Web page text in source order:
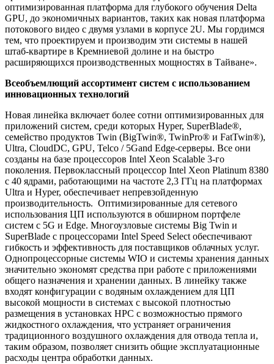
оптимизированная платформа для глубокого обучения Delta
GPU, до экономичных вариантов, таких как новая платформа
потокового видео с двумя узлами в корпусе 2U. Мы гордимся
тем, что проектируем и производим эти системы в нашей
штаб-квартире в Кремниевой долине и на быстро
расширяющихся производственных мощностях в Тайване».
Всеобъемлющий ассортимент систем с использованием
инновационных технологий
Новая линейка включает более сотни оптимизированных для
приложений систем, среди которых Hyper, SuperBlade®,
семейство продуктов Twin (BigTwin®, TwinPro® и FatTwin®),
Ultra, CloudDC, GPU, Telco / 5Gand Edge-серверы. Все они
созданы на базе процессоров Intel Xeon Scalable 3-го
поколения. Первоклассный процессор Intel Xeon Platinum 8380
с 40 ядрами, работающими на частоте 2,3 ГГц на платформах
Ultra и Hyper, обеспечивает непревзойденную
производительность. Оптимизированные для сетевого
использования ЦП используются в обширном портфеле
систем с 5G и Edge. Многоузловые системы Big Twin и
SuperBlade с процессорами Intel Speed Select обеспечивают
гибкость и эффективность для поставщиков облачных услуг.
Однопроцессорные системы WIO и системы хранения данных
значительно экономят средства при работе с приложениями
общего назначения и хранении данных. В линейку также
входят конфигурации с водяным охлаждением для ЦП
высокой мощности в системах с высокой плотностью
размещения в установках HPC с возможностью прямого
жидкостного охлаждения, что устраняет ограничения
традиционного воздушного охлаждения для отвода тепла и,
таким образом, позволяет снизить общие эксплуатационные
расходы центра обработки данных.